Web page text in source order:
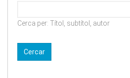
Cerca per: Títol, subtítol, autor